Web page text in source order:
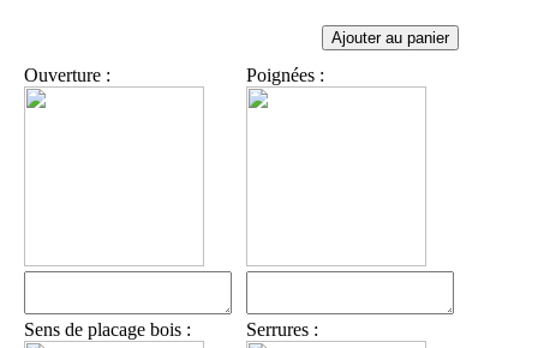
Ouverture :
Sens de placage bois :
Poignées :
Serrures :